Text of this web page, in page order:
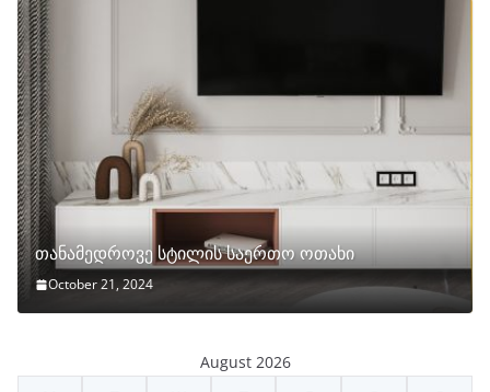
თანამედროვე სტილის საერთო ოთახი
October 21, 2024
August 2026